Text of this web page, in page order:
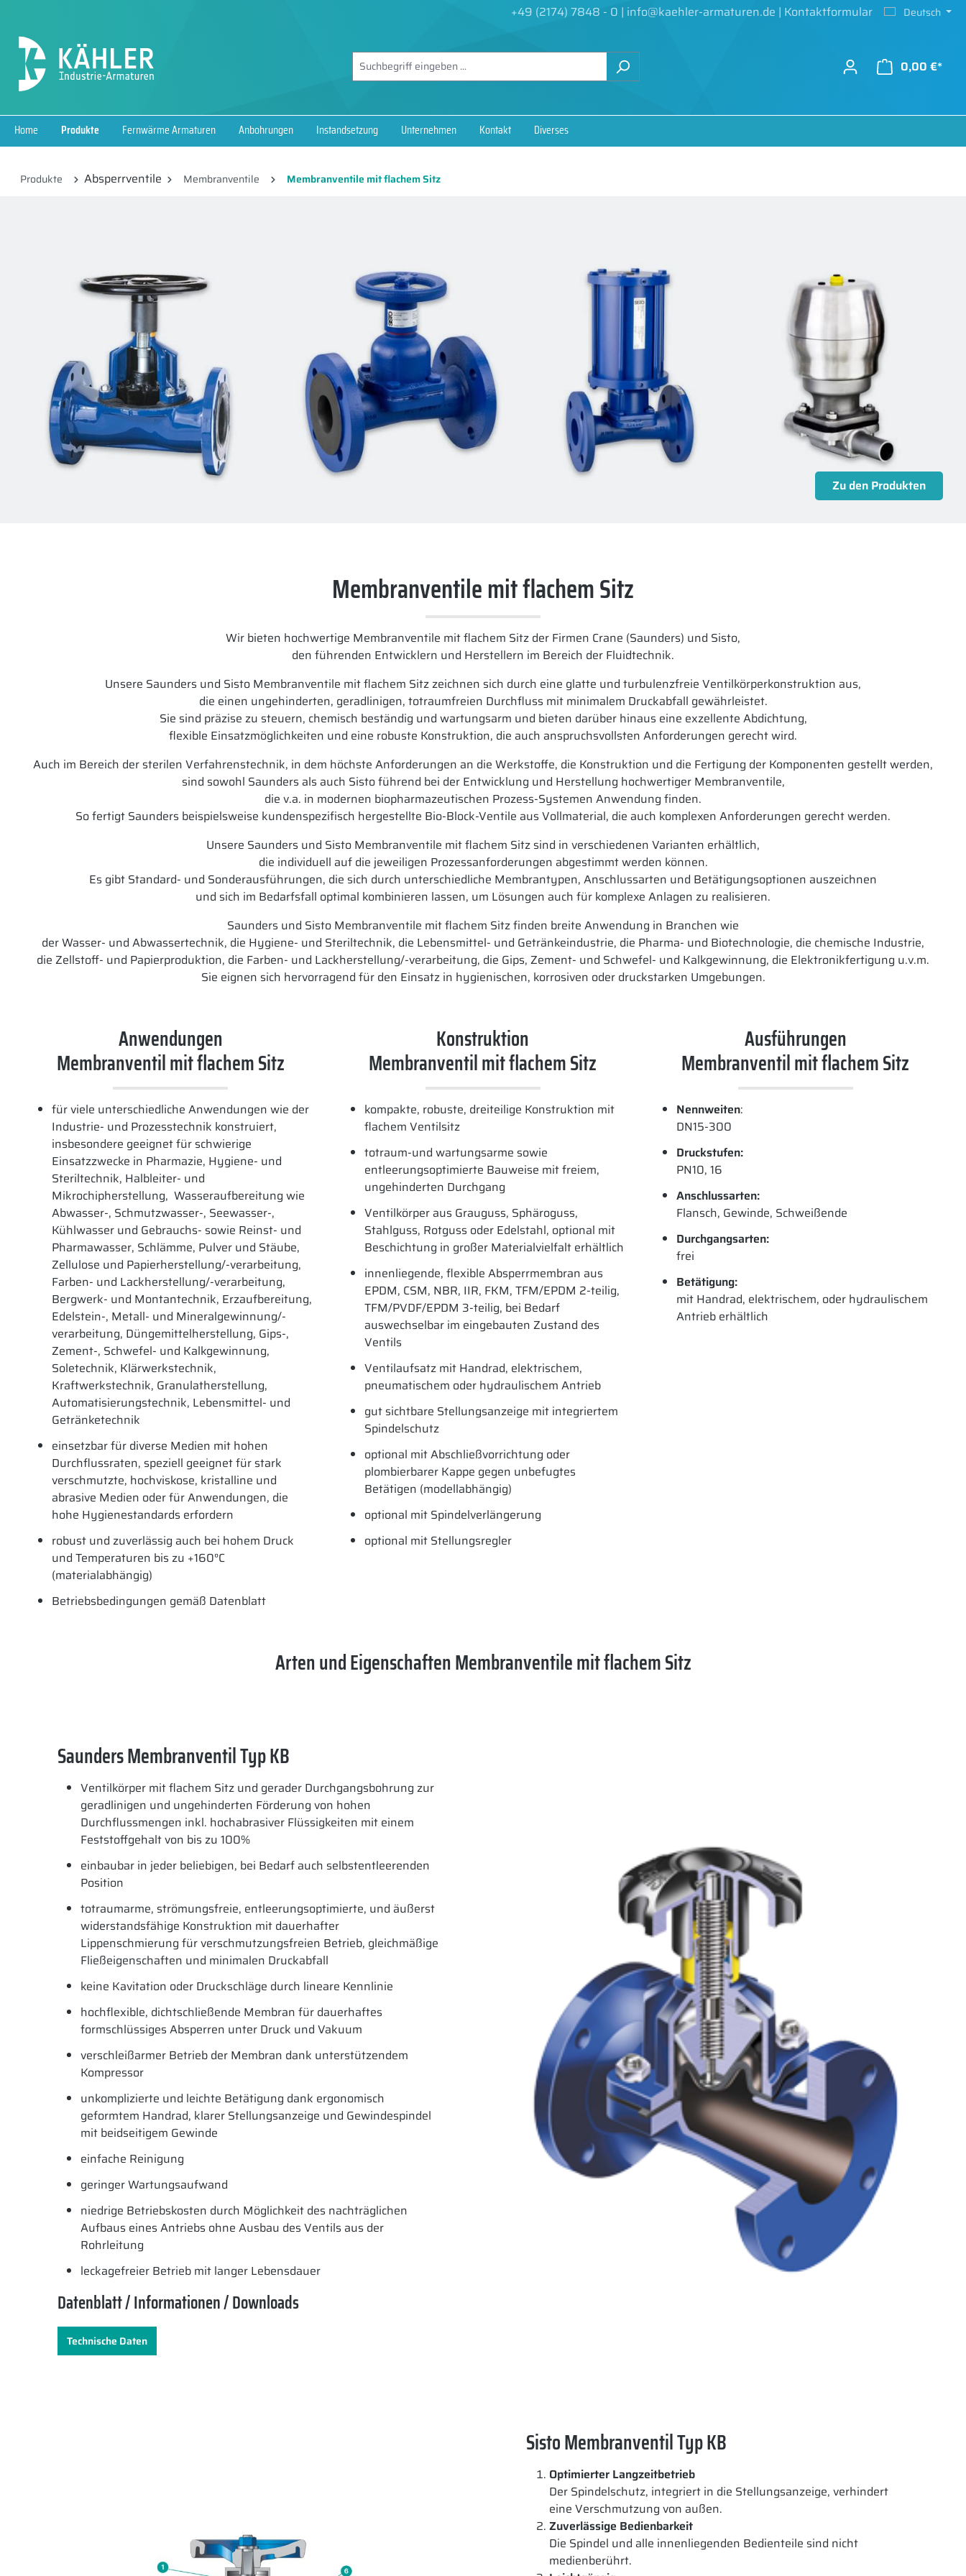
+49 (2174) 7848 - 0 | info@kaehler-armaturen.de | Kontaktformular Deutsch
0,00 €*
Home Produkte Fernwärme Armaturen Anbohrungen Instandsetzung Unternehmen Kontakt Diverses
Produkte Absperrventile Membranventile Membranventile mit flachem Sitz
Membranventile mit flachem Sitz
Wir bieten hochwertige Membranventile mit flachem Sitz der Firmen Crane (Saunders) und Sisto,
den führenden Entwicklern und Herstellern im Bereich der Fluidtechnik.
Unsere Saunders und Sisto Membranventile mit flachem Sitz zeichnen sich durch eine glatte und turbulenzfreie Ventilkörperkonstruktion aus,
die einen ungehinderten, geradlinigen, totraumfreien Durchfluss mit minimalem Druckabfall gewährleistet.
Sie sind präzise zu steuern, chemisch beständig und wartungsarm und bieten darüber hinaus eine exzellente Abdichtung,
flexible Einsatzmöglichkeiten und eine robuste Konstruktion, die auch anspruchsvollsten Anforderungen gerecht wird.
Auch im Bereich der sterilen Verfahrenstechnik, in dem höchste Anforderungen an die Werkstoffe, die Konstruktion und die Fertigung der Komponenten gestellt werden,
sind sowohl Saunders als auch Sisto führend bei der Entwicklung und Herstellung hochwertiger Membranventile,
die v.a. in modernen biopharmazeutischen Prozess-Systemen Anwendung finden.
So fertigt Saunders beispielsweise kundenspezifisch hergestellte Bio-Block-Ventile aus Vollmaterial, die auch komplexen Anforderungen gerecht werden.
Unsere Saunders und Sisto Membranventile mit flachem Sitz sind in verschiedenen Varianten erhältlich,
die individuell auf die jeweiligen Prozessanforderungen abgestimmt werden können.
Es gibt Standard- und Sonderausführungen, die sich durch unterschiedliche Membrantypen, Anschlussarten und Betätigungsoptionen auszeichnen
und sich im Bedarfsfall optimal kombinieren lassen, um Lösungen auch für komplexe Anlagen zu realisieren.
Saunders und Sisto Membranventile mit flachem Sitz finden breite Anwendung in Branchen wie
der Wasser- und Abwassertechnik, die Hygiene- und Steriltechnik, die Lebensmittel- und Getränkeindustrie, die Pharma- und Biotechnologie, die chemische Industrie,
die Zellstoff- und Papierproduktion, die Farben- und Lackherstellung/-verarbeitung, die Gips, Zement- und Schwefel- und Kalkgewinnung, die Elektronikfertigung u.v.m.
Sie eignen sich hervorragend für den Einsatz in hygienischen, korrosiven oder druckstarken Umgebungen.
Anwendungen
Membranventil mit flachem Sitz
für viele unterschiedliche Anwendungen wie der
Industrie- und Prozesstechnik konstruiert,
insbesondere geeignet für schwierige
Einsatzzwecke in Pharmazie, Hygiene- und
Steriltechnik, Halbleiter- und
Mikrochipherstellung, Wasseraufbereitung wie
Abwasser-, Schmutzwasser-, Seewasser-,
Kühlwasser und Gebrauchs- sowie Reinst- und
Pharmawasser, Schlämme, Pulver und Stäube,
Zellulose und Papierherstellung/-verarbeitung,
Farben- und Lackherstellung/-verarbeitung,
Bergwerk- und Montantechnik, Erzaufbereitung,
Edelstein-, Metall- und Mineralgewinnung/-
verarbeitung, Düngemittelherstellung, Gips-,
Zement-, Schwefel- und Kalkgewinnung,
Soletechnik, Klärwerkstechnik,
Kraftwerkstechnik, Granulatherstellung,
Automatisierungstechnik, Lebensmittel- und
Getränketechnik
einsetzbar für diverse Medien mit hohen
Durchflussraten, speziell geeignet für stark
verschmutzte, hochviskose, kristalline und
abrasive Medien oder für Anwendungen, die
hohe Hygienestandards erfordern
robust und zuverlässig auch bei hohem Druck
und Temperaturen bis zu +160°C
(materialabhängig)
Betriebsbedingungen gemäß Datenblatt
Konstruktion
Membranventil mit flachem Sitz
kompakte, robuste, dreiteilige Konstruktion mit
flachem Ventilsitz
totraum-und wartungsarme sowie
entleerungsoptimierte Bauweise mit freiem,
ungehinderten Durchgang
Ventilkörper aus Grauguss, Sphäroguss,
Stahlguss, Rotguss oder Edelstahl, optional mit
Beschichtung in großer Materialvielfalt erhältlich
innenliegende, flexible Absperrmembran aus
EPDM, CSM, NBR, IIR, FKM, TFM/EPDM 2-teilig,
TFM/PVDF/EPDM 3-teilig, bei Bedarf
auswechselbar im eingebauten Zustand des
Ventils
Ventilaufsatz mit Handrad, elektrischem,
pneumatischem oder hydraulischem Antrieb
gut sichtbare Stellungsanzeige mit integriertem
Spindelschutz
optional mit Abschließvorrichtung oder
plombierbarer Kappe gegen unbefugtes
Betätigen (modellabhängig)
optional mit Spindelverlängerung
optional mit Stellungsregler
Ausführungen
Membranventil mit flachem Sitz
Nennweiten:
DN15-300
Druckstufen:
PN10, 16
Anschlussarten:
Flansch, Gewinde, Schweißende
Durchgangsarten:
frei
Betätigung:
mit Handrad, elektrischem, oder hydraulischem
Antrieb erhältlich
Arten und Eigenschaften Membranventile mit flachem Sitz
Saunders Membranventil Typ KB
Ventilkörper mit flachem Sitz und gerader Durchgangsbohrung zur
geradlinigen und ungehinderten Förderung von hohen
Durchflussmengen inkl. hochabrasiver Flüssigkeiten mit einem
Feststoffgehalt von bis zu 100%
einbaubar in jeder beliebigen, bei Bedarf auch selbstentleerenden
Position
totraumarme, strömungsfreie, entleerungsoptimierte, und äußerst
widerstandsfähige Konstruktion mit dauerhafter
Lippenschmierung für verschmutzungsfreien Betrieb, gleichmäßige
Fließeigenschaften und minimalen Druckabfall
keine Kavitation oder Druckschläge durch lineare Kennlinie
hochflexible, dichtschließende Membran für dauerhaftes
formschlüssiges Absperren unter Druck und Vakuum
verschleißarmer Betrieb der Membran dank unterstützendem
Kompressor
unkomplizierte und leichte Betätigung dank ergonomisch
geformtem Handrad, klarer Stellungsanzeige und Gewindespindel
mit beidseitigem Gewinde
einfache Reinigung
geringer Wartungsaufwand
niedrige Betriebskosten durch Möglichkeit des nachträglichen
Aufbaus eines Antriebs ohne Ausbau des Ventils aus der
Rohrleitung
leckagefreier Betrieb mit langer Lebensdauer
Datenblatt / Informationen / Downloads
Technische Daten
Sisto Membranventil Typ KB
Optimierter Langzeitbetrieb
Der Spindelschutz, integriert in die Stellungsanzeige, verhindert
eine Verschmutzung von außen.
Zuverlässige Bedienbarkeit
Die Spindel und alle innenliegenden Bedienteile sind nicht
medienberührt.